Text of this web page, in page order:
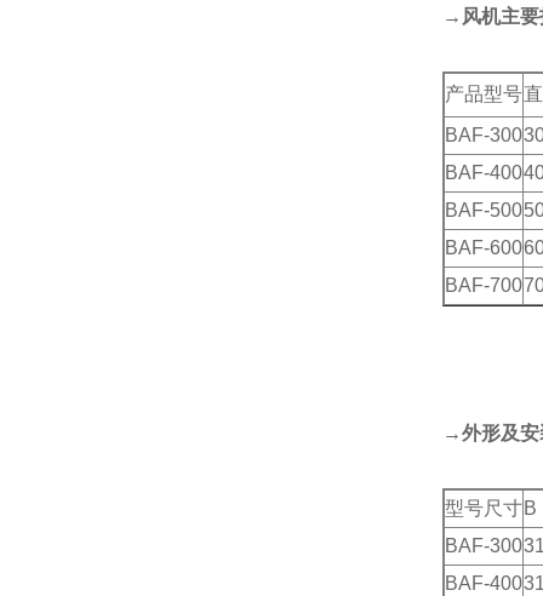
→风机主要
产品型号
BAF-300
BAF-400
BAF-500
BAF-600
BAF-700
→外形及安
型号尺寸 B
BAF-300
BAF-400